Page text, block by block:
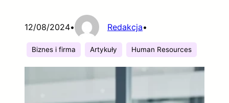
12/08/2024• Redakcja•
Biznes i firma Artykuły Human Resources